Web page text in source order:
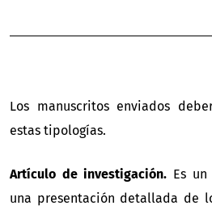
Los manuscritos enviados
estas tipologías.
Artículo de investigación. Es
una presentación detallada de